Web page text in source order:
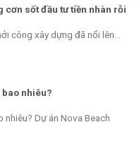
cơn sốt đầu tư tiền nhàn rỗi
công xây dựng đã nổi lên...
bao nhiêu?
nhiêu? Dự án Nova Beach